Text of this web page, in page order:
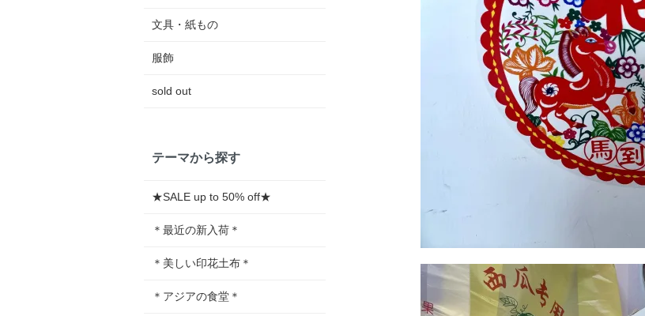
文具・紙もの
服飾
sold out
テーマから探す
★SALE up to 50% off★
＊最近の新入荷＊
＊美しい印花土布＊
＊アジアの食堂＊